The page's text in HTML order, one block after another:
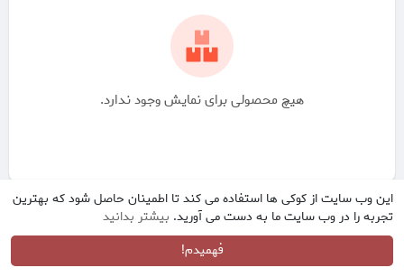
این وب سایت از کوکی ها استفاده می کند تا اطمینان حاصل شود که بهترین
تجربه را در وب سایت ما به دست می آورید. بیشتر بدانید
فهمیدم!
هیچ محصولی برای نمایش وجود ندارد.